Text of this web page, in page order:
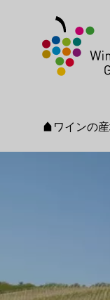
スタートペ
ワインの